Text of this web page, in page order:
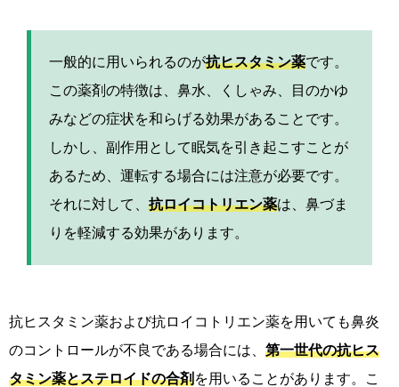
一般的に用いられるのが抗ヒスタミン薬です。
この薬剤の特徴は、鼻水、くしゃみ、目のかゆ
みなどの症状を和らげる効果があることです。
しかし、副作用として眠気を引き起こすことが
あるため、運転する場合には注意が必要です。
それに対して、 抗ロイコトリエン薬は、鼻づま
りを軽減する効果があります。
抗ヒスタミン薬および抗ロイコトリエン薬を用いても鼻炎
のコントロールが不良である場合には、 第一世代の抗ヒス
タミン薬とステロイドの合剤を用いることがあります。こ